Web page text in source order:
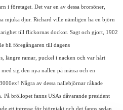
i företaget. Det var en av dessa brorsöner,
mjuka djur. Richard ville nämligen ha en björn
till flickornas dockor. Sagt och gjort, 1902
bli föregångaren till dagens
längre ramar, puckel i nacken och var hårt
sig den nya nallen på mässa och en
Några av dessa nallebjörnar råkade
bröllopet fanns USAs dåvarande president
ett intresse för björnjakt och det fanns sedan